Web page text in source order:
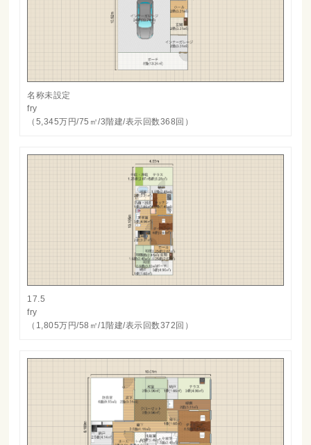
名称未設定
fry
（5,345万円/75㎡/3階建/表示回数368回）
17.5
fry
（1,805万円/58㎡/1階建/表示回数372回）